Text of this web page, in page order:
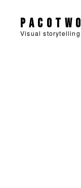
Pacotwo
Visual storytelling